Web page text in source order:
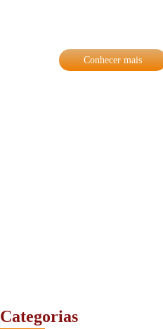
Conhecer mais
Categorias